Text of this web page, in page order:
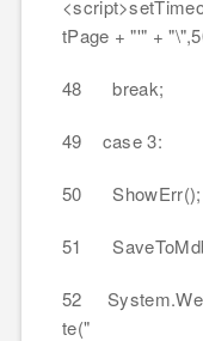
tPage + "'" +
48 break;
49 case 3:
50 ShowErr();
51
52
te("